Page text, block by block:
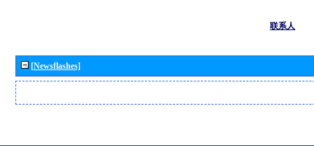
联系人
[Newsflashes]